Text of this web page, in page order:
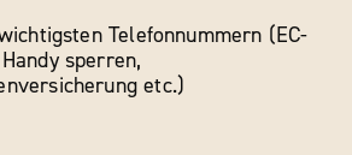
Telefonnummern (EC-
sperren,
etc.)